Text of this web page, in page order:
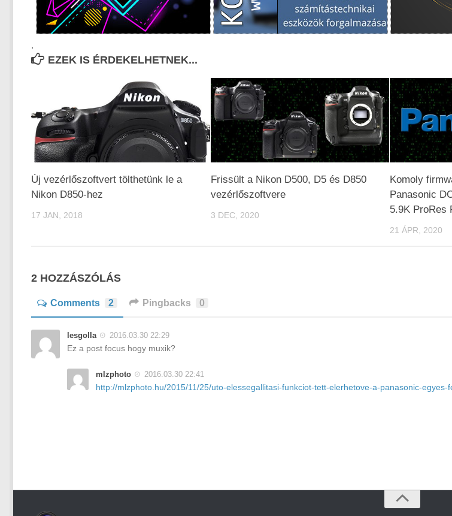
.
EZEK IS ÉRDEKELHETNEK...
Új vezérlőszoftvert tölthetünk le a
Nikon D850-hez
17 JAN, 2018
Frissült a Nikon D500, D5 és D850
vezérlőszoftvere
3 DEC, 2020
Komoly
Panasonic
5.9K ProRes
21 ÁPR, 2020
2 HOZZÁSZÓLÁS
Comments 2 Pingbacks 0
lesgolla 2016.03.30 22:29
Ez a post focus hogy muxik?
mlzphoto 2016.03.30 22:41
http://mlzphoto.hu/2015/11/25/uto-elessegallitasi-funkciot-tett-elerhetove-a-panasonic-egyes-